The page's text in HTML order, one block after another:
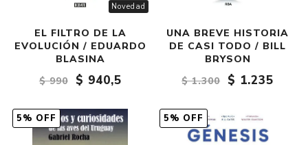
Novedad
EL FILTRO DE LA
EVOLUCIÓN / EDUARDO
BLASINA
$ 990
$ 940,5
UNA BREVE HISTORIA
DE CASI TODO / BILL
BRYSON
$ 1.300
$ 1.235
5% OFF 5% OFF